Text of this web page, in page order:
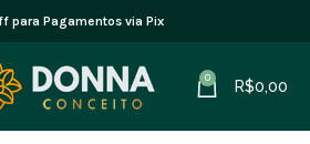
para Pagamentos via Pix
0 R$0,00